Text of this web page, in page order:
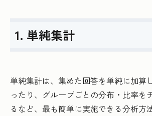
1. 単純集計
単純集計は、集めた回答を単純に加算
ったり、グループごとの分布・比率を
るなど、最も簡単に実施できる分析方